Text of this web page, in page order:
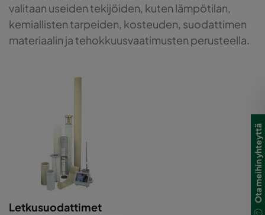
valitaan useiden tekijöiden, kuten lämpötilan,
kemiallisten tarpeiden, kosteuden, suodattimen
materiaalin ja tehokkuusvaatimusten perusteella.
Letkusuodattimet
Ota meihin yhteyttä